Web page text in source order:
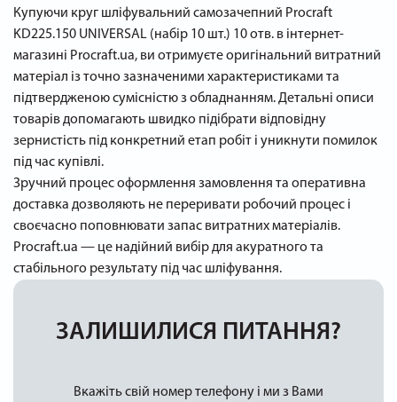
Купуючи круг шліфувальний самозачепний Procraft
KD225.150 UNIVERSAL (набір 10 шт.) 10 отв. в інтернет-
магазині Procraft.ua, ви отримуєте оригінальний витратний
матеріал із точно зазначеними характеристиками та
підтвердженою сумісністю з обладнанням. Детальні описи
товарів допомагають швидко підібрати відповідну
зернистість під конкретний етап робіт і уникнути помилок
під час купівлі.
Зручний процес оформлення замовлення та оперативна
доставка дозволяють не переривати робочий процес і
своєчасно поповнювати запас витратних матеріалів.
Procraft.ua — це надійний вибір для акуратного та
стабільного результату під час шліфування.
ЗАЛИШИЛИСЯ ПИТАННЯ?
Вкажіть свій номер телефону і ми з Вами